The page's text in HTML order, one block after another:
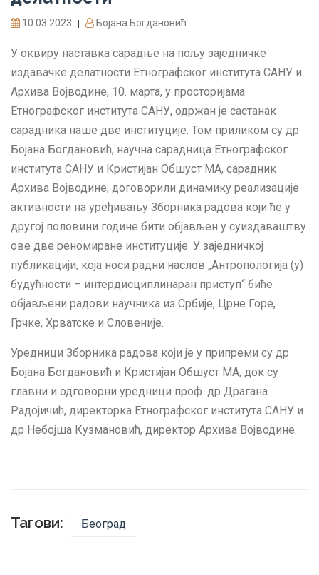
10.03.2023 Бојана Богдановић
У оквиру наставка сарадње на пољу заједничке
издавачке делатности Етнографског института САНУ и
Архива Војводине, 10. марта, у просторијама
Етнографског института САНУ, одржан је састанак
сарадника наше две институције. Том приликом су др
Бојана Богдановић, научна сарадница Етнографског
института САНУ и Кристијан Обшуст МА, сарадник
Архива Војводине, договорили динамику реализације
активности на уређивању Зборника радова који ће у
другој половини године бити објављен у суиздаваштву
ове две реномиране институције. У заједничкој
публикацији, која носи радни наслов „Антропологија (у)
будућности – интердисциплинаран приступ“ биће
објављени радови научника из Србије, Црне Горе,
Грчке, Хрватске и Словеније.
Уредници Зборника радова који је у припреми су др
Бојана Богдановић и Кристијан Обшуст МА, док су
главни и одговорни уредници проф. др Драгана
Радојичић, директорка Етнографског института САНУ и
др Небојша Кузмановић, директор Архива Војводине.
Тагови: Београд